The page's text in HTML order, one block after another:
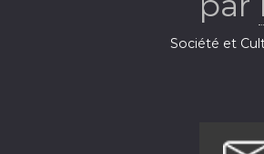
Société et